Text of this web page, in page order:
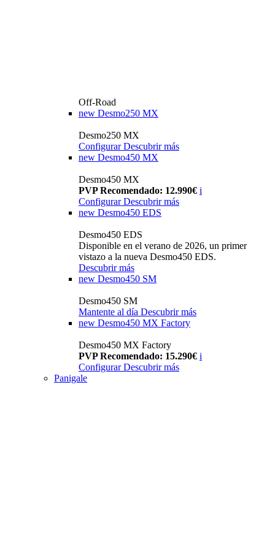
Off-Road
new Desmo250 MX
Desmo250 MX
Configurar Descubrir más
new Desmo450 MX
Desmo450 MX
PVP Recomendado: 12.990€ i
Configurar Descubrir más
new Desmo450 EDS
Desmo450 EDS
Disponible en el verano de 2026, un primer
vistazo a la nueva Desmo450 EDS.
Descubrir más
new Desmo450 SM
Desmo450 SM
Mantente al día Descubrir más
new Desmo450 MX Factory
Desmo450 MX Factory
PVP Recomendado: 15.290€ i
Configurar Descubrir más
Panigale